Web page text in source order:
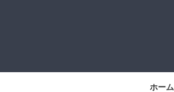
ホーム